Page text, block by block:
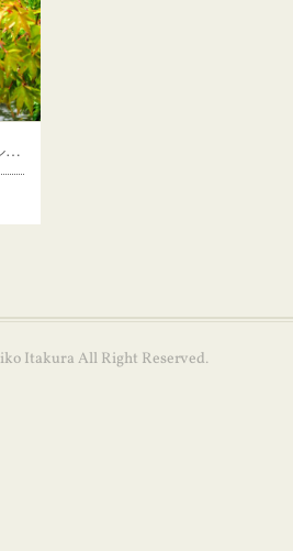
多様性と調和、ウェルネス
Itakura All Right Reserved.